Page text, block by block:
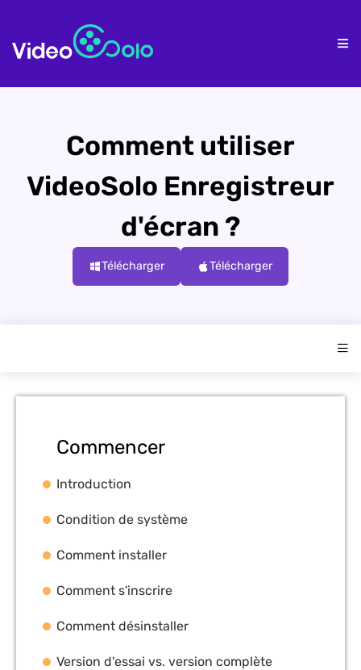
Comment utiliser
VideoSolo Enregistreur
d'écran ?
Télécharger Télécharger
Commencer
Introduction
Condition de système
Comment installer
Comment s'inscrire
Comment désinstaller
Version d'essai vs. version complète